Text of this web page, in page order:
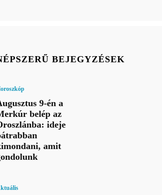
BEJEGYZÉSEK
9-én a
belép az
ideje
amit